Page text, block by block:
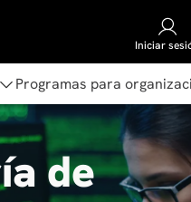
Iniciar
Programas para
de